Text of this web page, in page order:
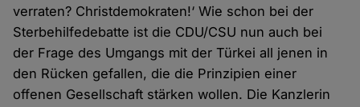
verraten? Christdemokraten!‘ Wie schon bei der
Sterbehilfedebatte ist die CDU/CSU nun auch bei
der Frage des Umgangs mit der Türkei all jenen in
den Rücken gefallen, die die Prinzipien einer
offenen Gesellschaft stärken wollen. Die Kanzlerin